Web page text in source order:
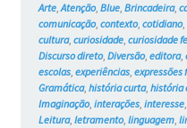
Arte,Atenção, Blue, Brincadeira,
comunicação, contexto, cotidiano,
cultura, curiosidade, curiosidade
Discurso direto, Diversão, editora,
escolas, experiências, expressões
Gramática, história curta, história
Imaginação, interações, interesse,
Leitura, letramento, linguagem,